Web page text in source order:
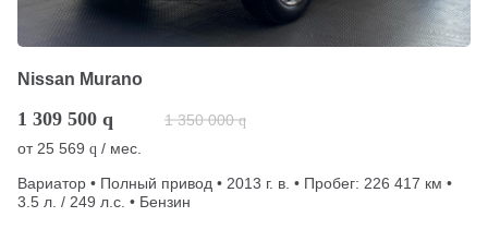
Nissan Murano
1 309 500 q 1 350 000 q
от 25 569 q / мес.
Вариатор • Полный привод • 2013 г. в. • Пробег: 226 417 км •
3.5 л. / 249 л.с. • Бензин